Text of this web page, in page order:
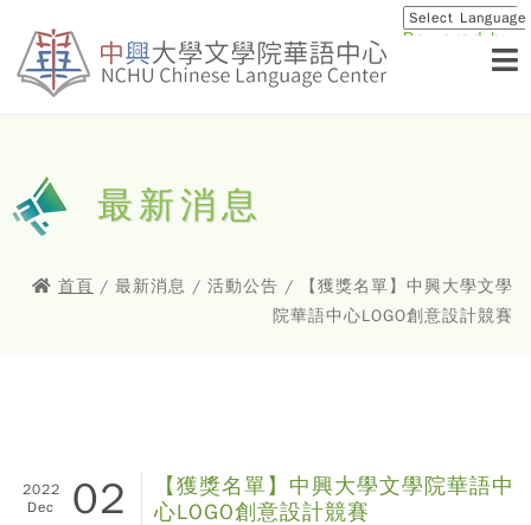
Powered by
最新消息
首頁 / 最新消息 / 活動公告 / 【獲獎名單】中興大學文學
院華語中心LOGO創意設計競賽
2022
Dec
02
【獲獎名單】中興大學文學院華語中
心LOGO創意設計競賽